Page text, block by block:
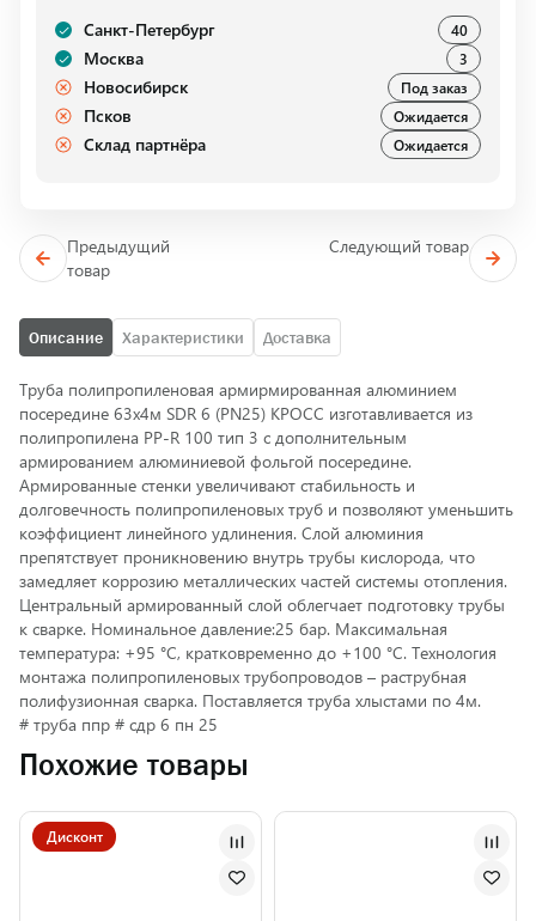
Описание Характеристики Доставка
Труба полипропиленовая армирмированная алюминием
посередине 63х4м SDR 6 (PN25) КРОСС изготавливается из
полипропилена PP-R 100 тип 3 с дополнительным
армированием алюминиевой фольгой посередине.
Армированные стенки увеличивают стабильность и
долговечность полипропиленовых труб и позволяют уменьшить
коэффициент линейного удлинения. Слой алюминия
препятствует проникновению внутрь трубы кислорода, что
замедляет коррозию металлических частей системы отопления.
Центральный армированный слой облегчает подготовку трубы
к сварке. Номинальное давление:25 бар. Максимальная
температура: +95 °С, кратковременно до +100 °С. Технология
монтажа полипропиленовых трубопроводов – раструбная
полифузионная сварка. Поставляется труба хлыстами по 4м.
# труба ппр # сдр 6 пн 25
Санкт-Петербург 40
Москва 3
Новосибирск Под заказ
Псков Ожидается
Склад партнёра Ожидается
Предыдущий
товар
Следующий товар
Похожие товары
Дисконт